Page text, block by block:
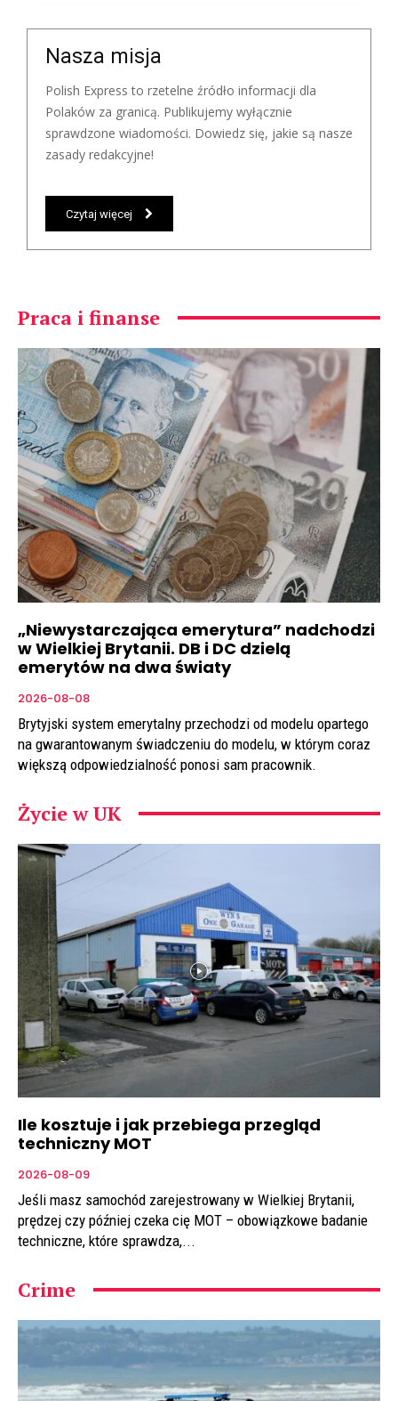
Nasza misja
Polish Express to rzetelne źródło informacji dla
Polaków za granicą. Publikujemy wyłącznie
sprawdzone wiadomości. Dowiedz się, jakie są nasze
zasady redakcyjne!
Czytaj więcej
Praca i finanse
„Niewystarczająca emerytura” nadchodzi
w Wielkiej Brytanii. DB i DC dzielą
emerytów na dwa światy
2026-08-08
Brytyjski system emerytalny przechodzi od modelu opartego
na gwarantowanym świadczeniu do modelu, w którym coraz
większą odpowiedzialność ponosi sam pracownik.
Życie w UK
Ile kosztuje i jak przebiega przegląd
techniczny MOT
2026-08-09
Jeśli masz samochód zarejestrowany w Wielkiej Brytanii,
prędzej czy później czeka cię MOT – obowiązkowe badanie
techniczne, które sprawdza,...
Crime